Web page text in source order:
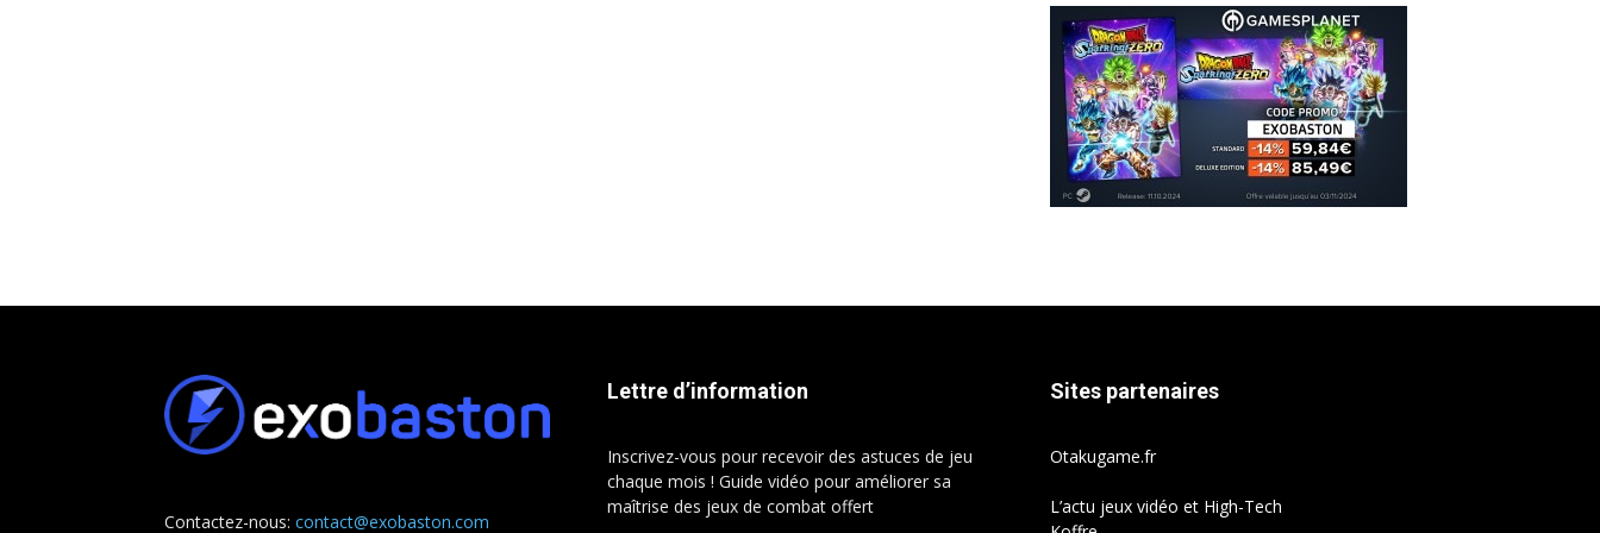
Contactez-nous: contact@exobaston.com
Lettre d’information
Inscrivez-vous pour recevoir des astuces de jeu
chaque mois ! Guide vidéo pour améliorer sa
maîtrise des jeux de combat offert
Sites partenaires
Otakugame.fr
L’actu jeux vidéo et High-Tech